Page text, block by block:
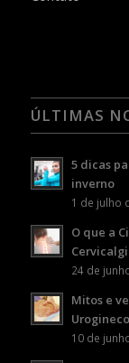
ÚLTIMAS
5 dicas
inverno
1 de julho
O que a
24 de
Mitos e
10 de